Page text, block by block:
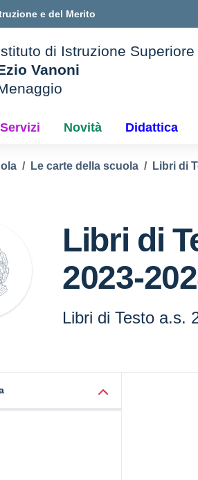
e del Merito
di Istruzione Superiore
Vanoni
Servizi Novità Didattica
Le carte della scuola Libri di
Libri di
2023-
Libri di Testo a.s.